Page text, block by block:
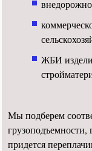
ЖБИ
Мы подберем
придется